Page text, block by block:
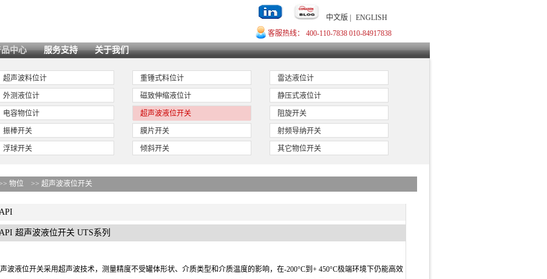
中文版 |
ENGLISH
客服热线： 400-110-7838 010-84917838
中心 服务支持 关于我们
超声波料位计 重锤式料位计 雷达液位计
外测液位计 磁致伸缩液位计 静压式液位计
电容物位计 超声波液位开关 阻旋开关
振棒开关 膜片开关 射频导纳开关
浮球开关 倾斜开关 其它物位开关
>> 物位 >> 超声波液位开关
超声波液位开关 UTS系列
波液位开关采用超声波技术，测量精度不受罐体形状、介质类型和介质温度的影响，在-200°C到+ 450°C极端环境下仍能高效